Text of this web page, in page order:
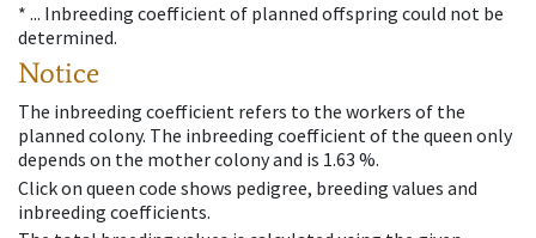
* ... Inbreeding coefficient of planned offspring could not be
determined.
Notice
The inbreeding coefficient refers to the workers of the
planned colony. The inbreeding coefficient of the queen only
depends on the mother colony and is 1.63 %.
Click on queen code shows pedigree, breeding values and
inbreeding coefficients.